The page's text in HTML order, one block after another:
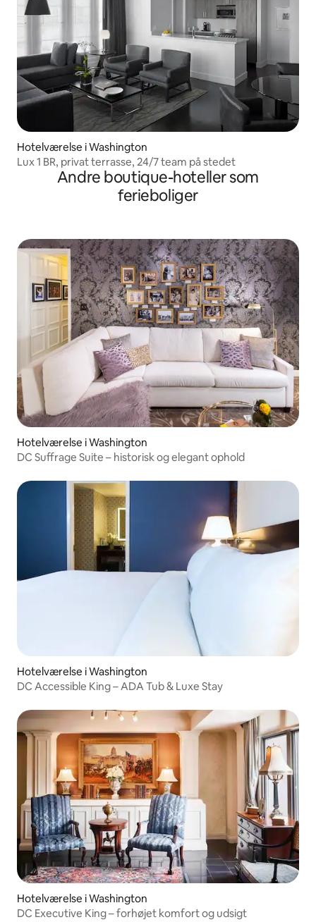
Hotelværelse i Washington
Lux 1 BR, privat terrasse, 24/7 team på stedet
Andre boutique-hoteller som
ferieboliger
Hotelværelse i Washington
DC Suffrage Suite – historisk og elegant ophold
Hotelværelse i Washington
DC Accessible King – ADA Tub & Luxe Stay
Hotelværelse i Washington
DC Executive King – forhøjet komfort og udsigt